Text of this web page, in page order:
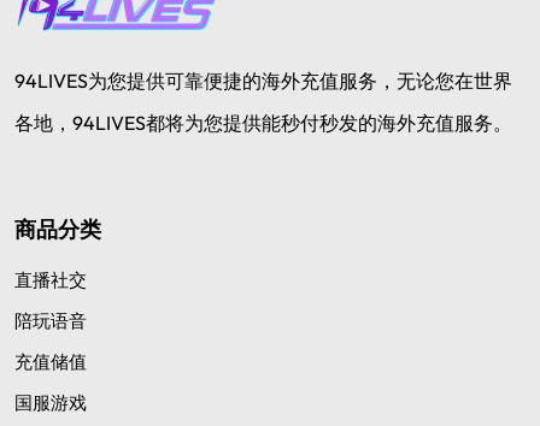
94LIVES为您提供可靠便捷的海外充值服务，无论您在世界
各地，94LIVES都将为您提供能秒付秒发的海外充值服务。
商品分类
直播社交
陪玩语音
充值储值
国服游戏